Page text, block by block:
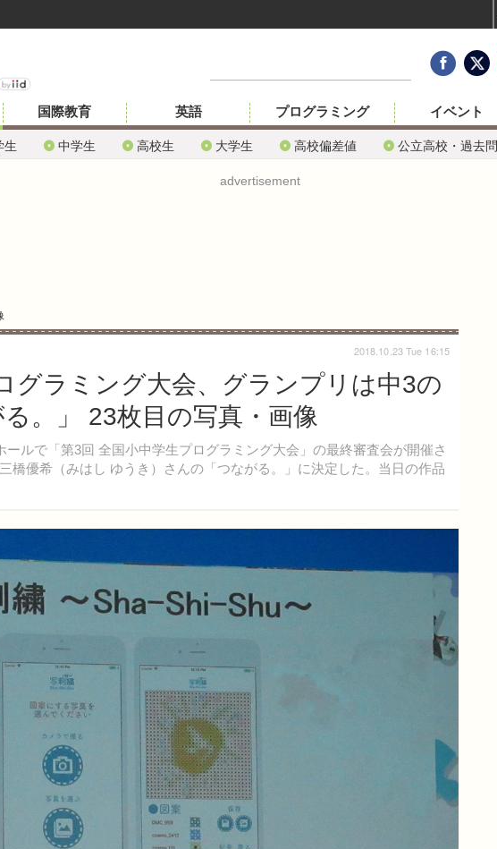
生 中学生 高校生 大学生 高校偏差値 公立高校・過去問
国際教育 英語 プログラミング イベント
advertisement
グラミング大会、グランプリは中3の
。」 23枚目の写真・画像
ルで「第3回 全国小中学生プログラミング大会」の最終審査会が開催さ
橋優希（みはし ゆうき）さんの「つながる。」に決定した。当日の作品
2018.10.23 Tue 16:15